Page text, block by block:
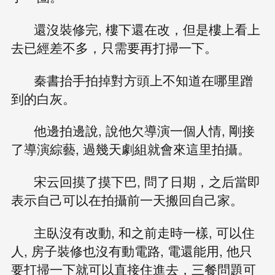
還沒裝修完, 樓下還在改，但是樓上看上
去已經差不多，只需要再打掃一下。
秦書抬手拍掉對方頭上不知道在哪里蹭
到的白灰。
他邊拍邊說, 說他欠導演一個人情, 剛接
了導演綜藝, 過幾天劇組就會來這里拍攝。
宋云回摸了摸下巴, 問了日期，之后當即
表示自己可以在拍攝前一天搬回自己家。
主臥沒有改動, 和之前走時一樣, 可以住
人, 房子裝修也沒有動電路, 電還能用, 他只
要打掃一下就可以直接住進去，三餐問題可